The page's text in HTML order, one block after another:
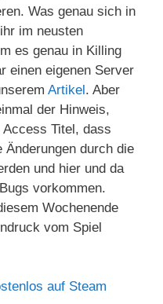
Was genau sich in
im neusten
es genau in Killing
einen eigenen Server
Artikel. Aber
der Hinweis,
Titel, dass
durch die
und hier und da
vorkommen.
Wochenende
vom Spiel
auf Steam